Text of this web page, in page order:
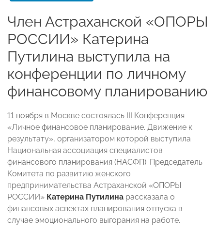
Член Астраханской «ОПОРЫ
РОССИИ» Катерина
Путилина выступила на
конференции по личному
финансовому планированию
11 ноября в Москве состоялась III Конференция
«Личное финансовое планирование. Движение к
результату», организатором которой выступила
Национальная ассоциация специалистов
финансового планирования (НАСФП). Председатель
Комитета по развитию женского
предпринимательства Астраханской «ОПОРЫ
РОССИИ» Катерина Путилина рассказала о
финансовых аспектах планирования отпуска в
случае эмоционального выгорания на работе.